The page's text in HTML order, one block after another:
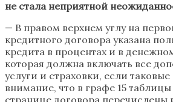
не стала неприятной
— В правом верхнем углу на
кредитного договора указана
кредита в процентах и в
которая должна включать все
услуги и страховки, если
внимание, что в графе 15
странице договора перечислены